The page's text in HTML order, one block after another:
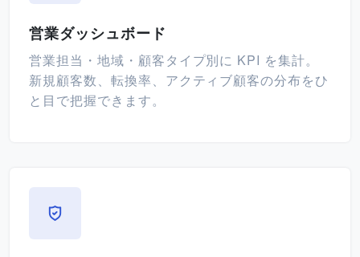
営業ダッシュボード
営業担当・地域・顧客タイプ別に KPI を集計。
新規顧客数、転換率、アクティブ顧客の分布をひ
と目で把握できます。